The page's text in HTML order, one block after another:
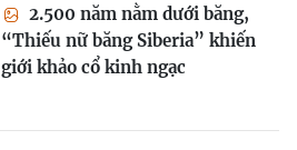
2.500 năm nằm dưới băng,
“Thiếu nữ băng Siberia” khiến
giới khảo cổ kinh ngạc